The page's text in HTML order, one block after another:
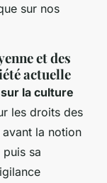
sur nos
et des
actuelle
la culture
les droits des
la notion
sa